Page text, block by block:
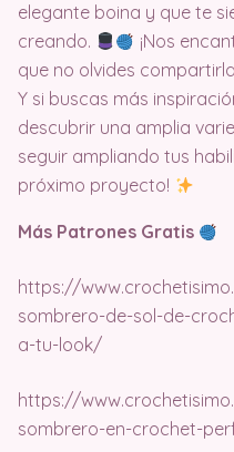
elegante boina y que te
creando.
¡Nos
que no olvides
Y si buscas más
descubrir una amplia
seguir ampliando tus
próximo proyecto!
Más Patrones Gratis
https://
sombrero-de-sol-de-
a-tu-look/
https://
sombrero-en-crochet-